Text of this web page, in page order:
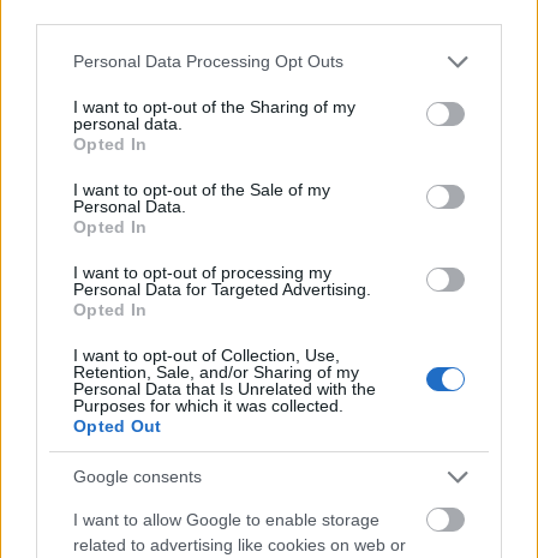
Please note that this website/app uses one or more Google
not limited to your visit or usage behaviour. You may click to
grant or deny consent to Google and its third-party tags to
use your data for below specified purposes in below Google
consent section.
Personal Data Processing Opt Outs
I want to opt-out of the Sharing of my
personal data.
Opted In
I want to opt-out of the Sale of my
Personal Data.
Opted In
I want to opt-out of processing my
Personal Data for Targeted Advertising.
Opted In
I want to opt-out of Collection, Use,
Retention, Sale, and/or Sharing of my
Personal Data that Is Unrelated with the
Purposes for which it was collected.
Opted Out
Google consents
I want to allow Google to enable storage
related to advertising like cookies on web or
Ha erre az 5 kérdésre igen a
válaszod, a kapcsolatod nagyon
sokáig fog tartani
Az érzelmi támogatás nyújtásához empátiára,
megértésre és az arra való hajlandóságra van
szükség, hogy ott legyünk az életünkben jelen lévő
emberek számára, amikor szükségük van ránk.